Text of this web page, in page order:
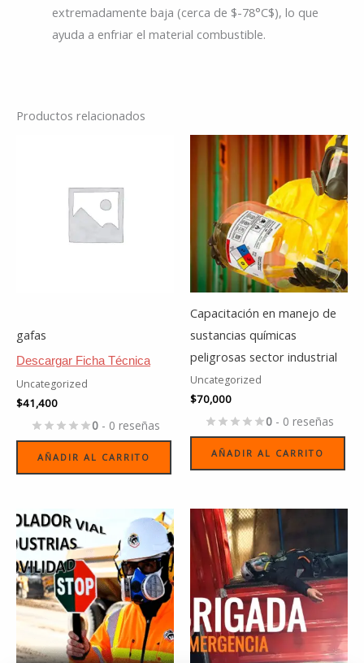
extremadamente baja (cerca de $-78°C$), lo que
ayuda a enfriar el material combustible.
Productos relacionados
gafas
Descargar Ficha Técnica
Uncategorized
$41,400
0- 0 reseñas
AÑADIR AL CARRITO
Capacitación en manejo de
sustancias químicas
peligrosas sector industrial
Uncategorized
$70,000
0- 0 reseñas
AÑADIR AL CARRITO